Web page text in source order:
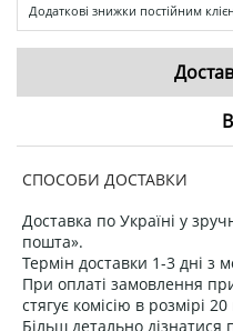
Додаткові знижки постійним
СПОСОБИ ДОСТАВКИ
Доставка по Україні у
пошта».
Термін доставки 1-3 дні з
При оплаті замовлення
стягує комісію в розмірі
Більш детально дізнатися